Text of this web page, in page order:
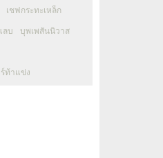
เชฟกระทะเหล็ก
ลบ บุพเพสันนิวาส
ร์ท้าแข่ง